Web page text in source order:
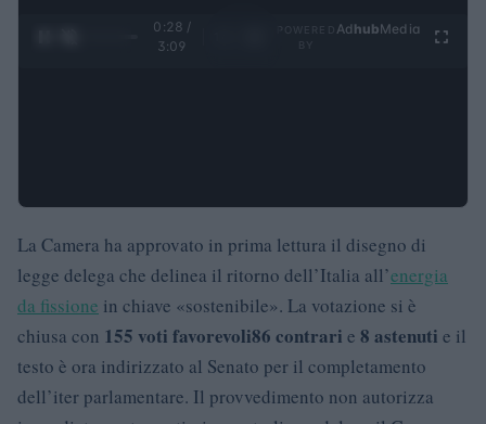
0:29 /
3:09
Ad hubMedia
La Camera ha approvato in prima lettura il disegno di
legge delega che delinea il ritorno dell’Italia all’energia
da fissione in chiave «sostenibile». La votazione si è
chiusa con 155 voti favorevoli86 contrari e 8 astenuti e il
testo è ora indirizzato al Senato per il completamento
dell’iter parlamentare. Il provvedimento non autorizza